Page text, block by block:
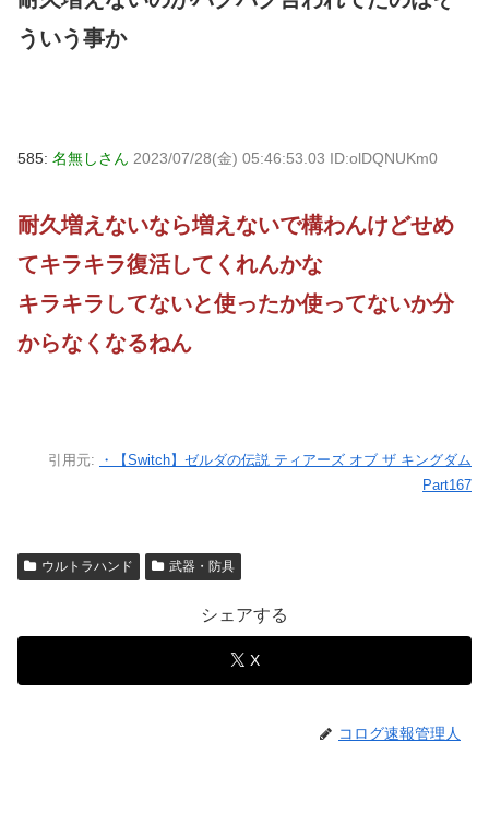
ういう事か
585: 名無しさん 2023/07/28(金) 05:46:53.03 ID:olDQNUKm0
耐久増えないなら増えないで構わんけどせめ
てキラキラ復活してくれんかな
キラキラしてないと使ったか使ってないか分
からなくなるねん
引用元:
・【Switch】ゼルダの伝説 ティアーズ オブ ザ キングダム
Part167
ウルトラハンド 武器・防具
シェアする
X
コログ速報管理人